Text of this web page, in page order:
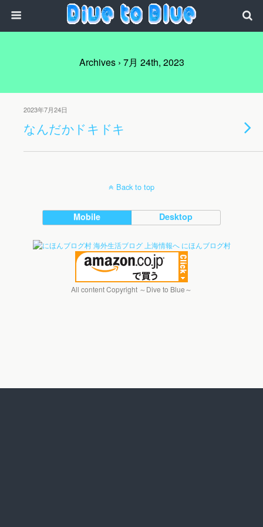
Archives › 7月 24th, 2023
2023年7月24日
なんだかドキドキ
Back to top
Mobile Desktop
にほんブログ村
All content Copyright ～Dive to Blue～